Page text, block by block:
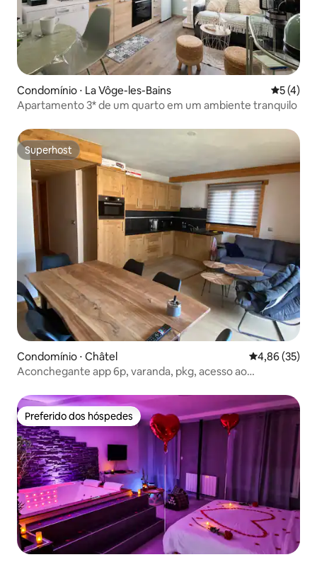
Condomínio ⋅ La Vôge-les-Bains 5 de
5 (4)
Apartamento 3* de um quarto em um ambiente tranquilo
Superhost
Superhost
Condomínio ⋅ Châtel 4,86 de uma
4,86 (35)
Aconchegante app 6p, varanda, pkg, acesso ao
Preferido dos hóspedes
Preferido dos hóspedes